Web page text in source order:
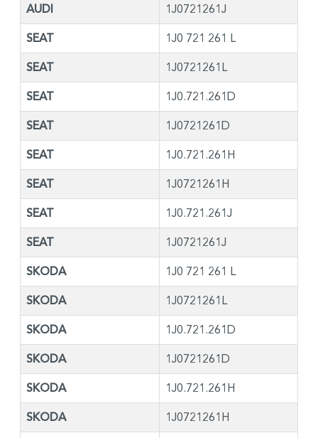
AUDI 1J0721261J
SEAT 1J0 721 261 L
SEAT 1J0721261L
SEAT 1J0.721.261D
SEAT 1J0721261D
SEAT 1J0.721.261H
SEAT 1J0721261H
SEAT 1J0.721.261J
SEAT 1J0721261J
SKODA 1J0 721 261 L
SKODA 1J0721261L
SKODA 1J0.721.261D
SKODA 1J0721261D
SKODA 1J0.721.261H
SKODA 1J0721261H